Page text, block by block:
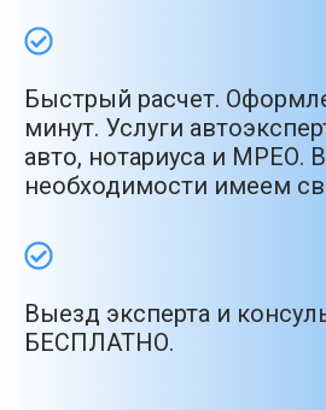
Быстрый расчет.
минут. Услуги
авто, нотариуса и МРЕО.
необходимости имеем
Выезд эксперта и
БЕСПЛАТНО.